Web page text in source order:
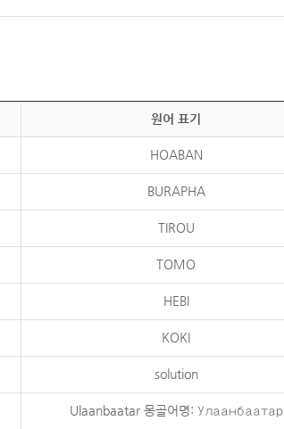
원어 표기
HOABAN
BURAPHA
TIROU
TOMO
HEBI
KOKI
solution
Ulaanbaatar 몽골어명: Улаанбаатар